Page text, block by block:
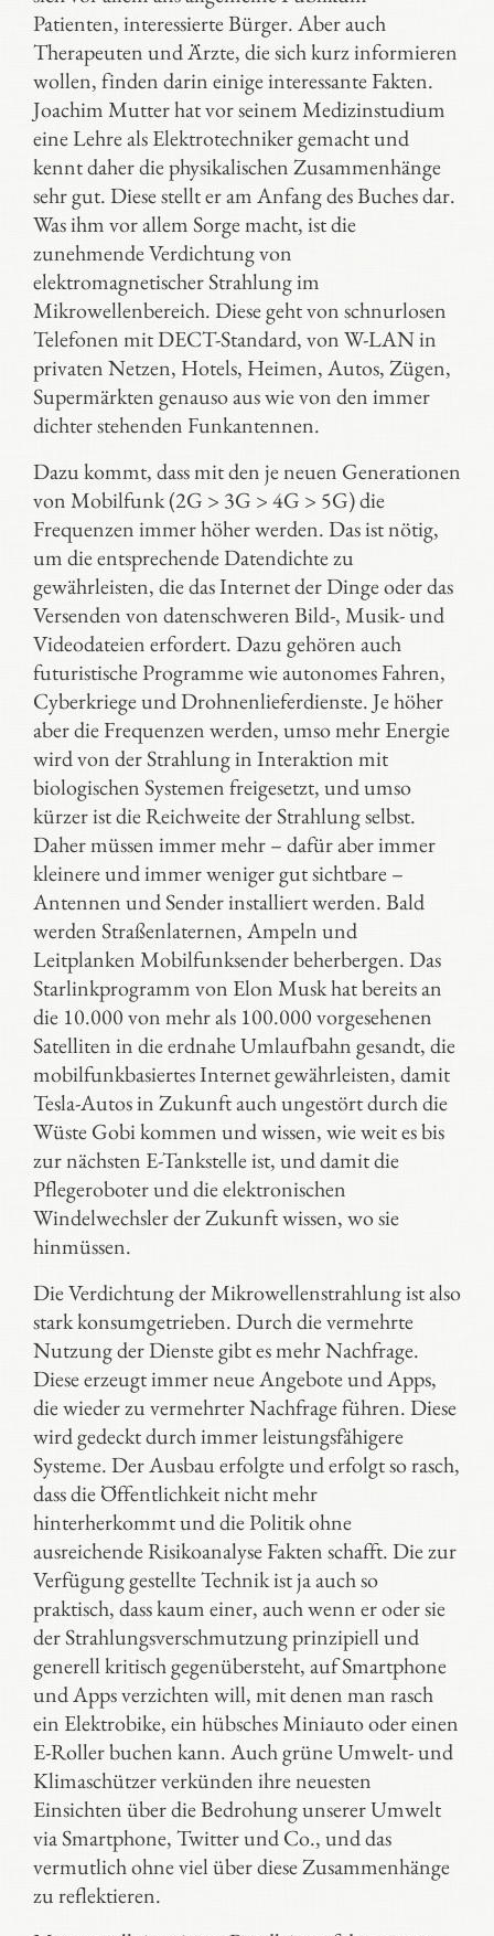
Patienten, interessierte Bürger. Aber auch
Therapeuten und Ärzte, die sich kurz informieren
wollen, finden darin einige interessante Fakten.
Joachim Mutter hat vor seinem Medizinstudium
eine Lehre als Elektrotechniker gemacht und
kennt daher die physikalischen Zusammenhänge
sehr gut. Diese stellt er am Anfang des Buches dar.
Was ihm vor allem Sorge macht, ist die
zunehmende Verdichtung von
elektromagnetischer Strahlung im
Mikrowellenbereich. Diese geht von schnurlosen
Telefonen mit DECT-Standard, von W-LAN in
privaten Netzen, Hotels, Heimen, Autos, Zügen,
Supermärkten genauso aus wie von den immer
dichter stehenden Funkantennen.
Dazu kommt, dass mit den je neuen Generationen
von Mobilfunk (2G > 3G > 4G > 5G) die
Frequenzen immer höher werden. Das ist nötig,
um die entsprechende Datendichte zu
gewährleisten, die das Internet der Dinge oder das
Versenden von datenschweren Bild-, Musik- und
Videodateien erfordert. Dazu gehören auch
futuristische Programme wie autonomes Fahren,
Cyberkriege und Drohnenlieferdienste. Je höher
aber die Frequenzen werden, umso mehr Energie
wird von der Strahlung in Interaktion mit
biologischen Systemen freigesetzt, und umso
kürzer ist die Reichweite der Strahlung selbst.
Daher müssen immer mehr – dafür aber immer
kleinere und immer weniger gut sichtbare –
Antennen und Sender installiert werden. Bald
werden Straßenlaternen, Ampeln und
Leitplanken Mobilfunksender beherbergen. Das
Starlinkprogramm von Elon Musk hat bereits an
die 10.000 von mehr als 100.000 vorgesehenen
Satelliten in die erdnahe Umlaufbahn gesandt, die
mobilfunkbasiertes Internet gewährleisten, damit
Tesla-Autos in Zukunft auch ungestört durch die
Wüste Gobi kommen und wissen, wie weit es bis
zur nächsten E-Tankstelle ist, und damit die
Pflegeroboter und die elektronischen
Windelwechsler der Zukunft wissen, wo sie
hinmüssen.
Die Verdichtung der Mikrowellenstrahlung ist also
stark konsumgetrieben. Durch die vermehrte
Nutzung der Dienste gibt es mehr Nachfrage.
Diese erzeugt immer neue Angebote und Apps,
die wieder zu vermehrter Nachfrage führen. Diese
wird gedeckt durch immer leistungsfähigere
Systeme. Der Ausbau erfolgte und erfolgt so rasch,
dass die Öffentlichkeit nicht mehr
hinterherkommt und die Politik ohne
ausreichende Risikoanalyse Fakten schafft. Die zur
Verfügung gestellte Technik ist ja auch so
praktisch, dass kaum einer, auch wenn er oder sie
der Strahlungsverschmutzung prinzipiell und
generell kritisch gegenübersteht, auf Smartphone
und Apps verzichten will, mit denen man rasch
ein Elektrobike, ein hübsches Miniauto oder einen
E-Roller buchen kann. Auch grüne Umwelt- und
Klimaschützer verkünden ihre neuesten
Einsichten über die Bedrohung unserer Umwelt
via Smartphone, Twitter und Co., und das
vermutlich ohne viel über diese Zusammenhänge
zu reflektieren.